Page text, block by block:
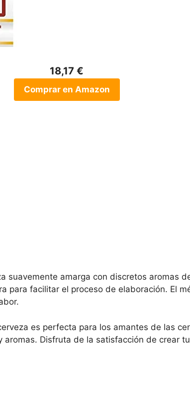
18,17 €
Comprar en Amazon
suavemente amarga con discretos aromas
para facilitar el proceso de elaboración. El
es perfecta para los amantes de las
Disfruta de la satisfacción de crear